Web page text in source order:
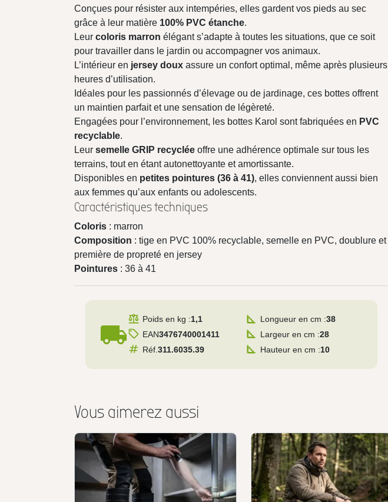
Conçues pour résister aux intempéries, elles gardent vos pieds au sec
grâce à leur matière 100% PVC étanche.
Leur coloris marron élégant s’adapte à toutes les situations, que ce soit
pour travailler dans le jardin ou accompagner vos animaux.
L’intérieur en jersey doux assure un confort optimal, même après plusieurs
heures d’utilisation.
Idéales pour les passionnés d’élevage ou de jardinage, ces bottes offrent
un maintien parfait et une sensation de légèreté.
Engagées pour l’environnement, les bottes Karol sont fabriquées en PVC
recyclable.
Leur semelle GRIP recyclée offre une adhérence optimale sur tous les
terrains, tout en étant autonettoyante et amortissante.
Disponibles en petites pointures (36 à 41), elles conviennent aussi bien
aux femmes qu’aux enfants ou adolescents.
Caractéristiques techniques
Coloris : marron
Composition : tige en PVC 100% recyclable, semelle en PVC, doublure et
première de propreté en jersey
Pointures : 36 à 41
local_shipping
Poids en kg :1,1
EAN3476740001411
Réf. 311.6035.39
Longueur en cm :38
Largeur en cm :28
Hauteur en cm :10
Vous aimerez aussi